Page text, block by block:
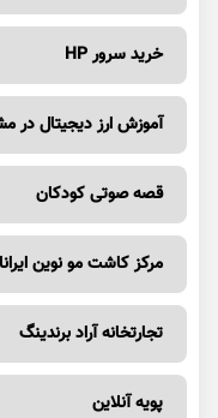
خرید سرور HP
آموزش ارز دیجیتال در
قصه صوتی کودکان
مرکز کاشت مو نوین ایرانا
تجارتخانه آراد برندینگ
پویه آنلاین